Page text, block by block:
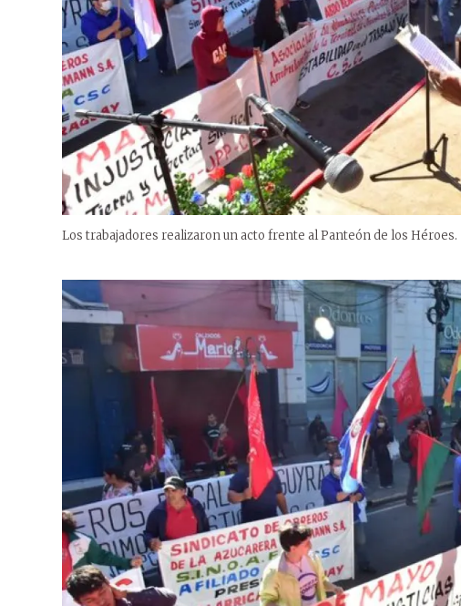
Los trabajadores realizaron un acto frente al Panteón de los Héroes.